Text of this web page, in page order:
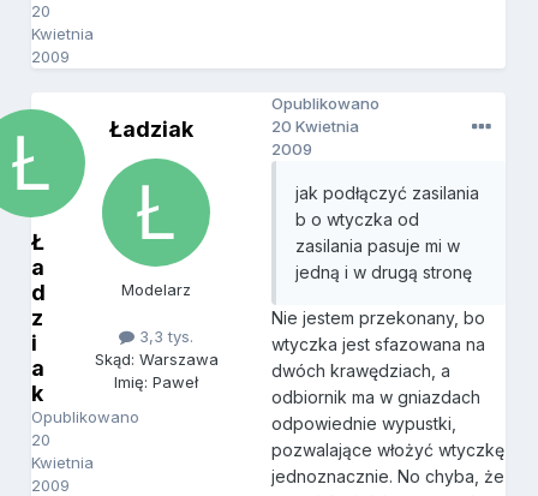
20
Kwietnia
2009
Ł
a
d
z
i
a
k
Opublikowano
20
Kwietnia
2009
Ładziak
Modelarz
3,3 tys.
Skąd: Warszawa
Imię: Paweł
Opublikowano
20 Kwietnia
2009
jak podłączyć zasilania
b o wtyczka od
zasilania pasuje mi w
jedną i w drugą stronę
Nie jestem przekonany, bo
wtyczka jest sfazowana na
dwóch krawędziach, a
odbiornik ma w gniazdach
odpowiednie wypustki,
pozwalające włożyć wtyczkę
jednoznacznie. No chyba, że